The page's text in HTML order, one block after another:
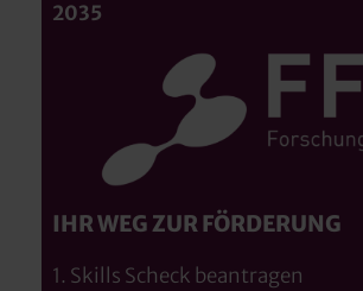
2035
IHR WEG ZUR FÖRDERUNG
1. Skills Scheck beantragen